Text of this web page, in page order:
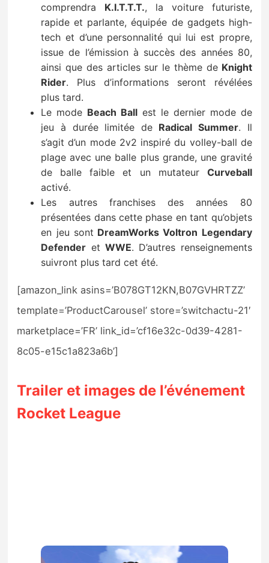
comprendra K.I.T.T.T., la voiture futuriste,
rapide et parlante, équipée de gadgets high-
tech et d’une personnalité qui lui est propre,
issue de l’émission à succès des années 80,
ainsi que des articles sur le thème deKnight
Rider. Plus d’informations seront révélées
plus tard.
Le mode Beach Ball est le dernier mode de
jeu à durée limitée de Radical Summer. Il
s’agit d’un mode 2v2 inspiré du volley-ball de
plage avec une balle plus grande, une gravité
de balle faible et un mutateur Curveball
activé.
Les autres franchises des années 80
présentées dans cette phase en tant qu’objets
en jeu sont DreamWorks Voltron Legendary
Defender et WWE. D’autres renseignements
suivront plus tard cet été.
[amazon_link asins=’B078GT12KN,B07GVHRTZZ’
template=’ProductCarousel’ store=’switchactu-21′
marketplace=’FR’ link_id=’cf16e32c-0d39-4281-
8c05-e15c1a823a6b’]
Trailer et images de l’événement
Rocket League